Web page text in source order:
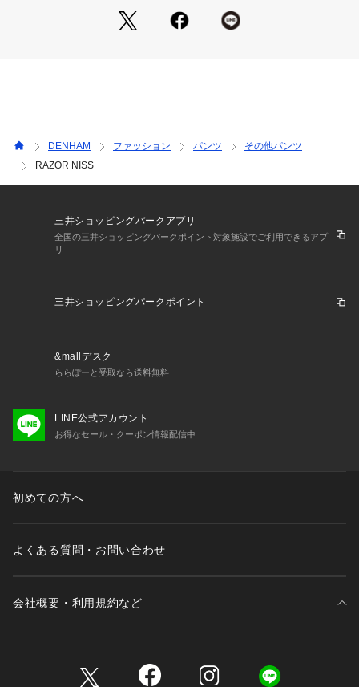
DENHAM ファッション パンツ
その他パンツ
RAZOR NISS
三井ショッピングパークアプリ
全国の三井ショッピングパークポイント対象施設でご利用できるアプ
リ
三井ショッピングパークポイント
&mallデスク
ららぽーと受取なら送料無料
LINE公式アカウント
お得なセール・クーポン情報配信中
初めての方へ
よくある質問・お問い合わせ
会社概要・利用規約など